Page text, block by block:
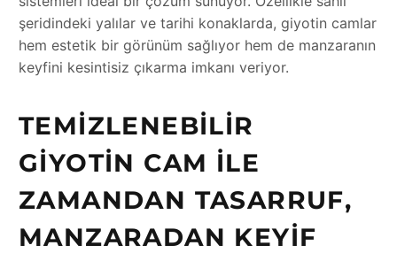
şeridindeki yalılar ve tarihi konaklarda, giyotin camlar
hem estetik bir görünüm sağlıyor hem de manzaranın
keyfini kesintisiz çıkarma imkanı veriyor.
TEMIZLENEBILIR
GIYOTIN CAM ILE
ZAMANDAN TASARRUF,
MANZARADAN KEYIF